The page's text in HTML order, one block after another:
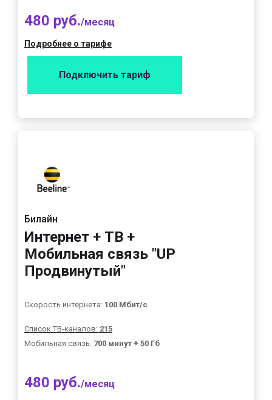
480 руб./месяц
Подробнее о тарифе
Подключить тариф
Билайн
Интернет + ТВ +
Мобильная связь "UP
Продвинутый"
Скорость интернета: 100 Мбит/с
Список ТВ-каналов: 215
Мобильная связь: 700 минут + 50 Гб
480 руб./месяц